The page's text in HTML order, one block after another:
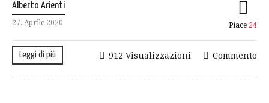
Alberto Arienti
27. Aprile 2020 Piace 24
Leggi di più Commento
912 Visualizzazioni